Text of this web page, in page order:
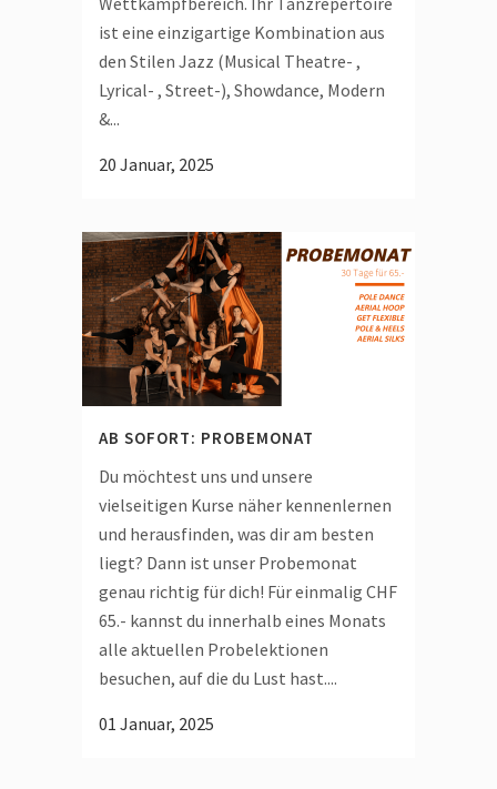
ist eine einzigartige Kombination aus
den Stilen Jazz (Musical Theatre- ,
Lyrical- , Street-), Showdance, Modern
&...
20 Januar, 2025
AB SOFORT: PROBEMONAT
Du möchtest uns und unsere
vielseitigen Kurse näher kennenlernen
und herausfinden, was dir am besten
liegt? Dann ist unser Probemonat
genau richtig für dich! Für einmalig CHF
65.- kannst du innerhalb eines Monats
alle aktuellen Probelektionen
besuchen, auf die du Lust hast....
01 Januar, 2025